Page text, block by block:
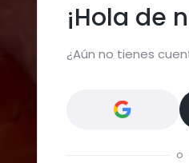
¡Hola de
¿Aún no tienes
o